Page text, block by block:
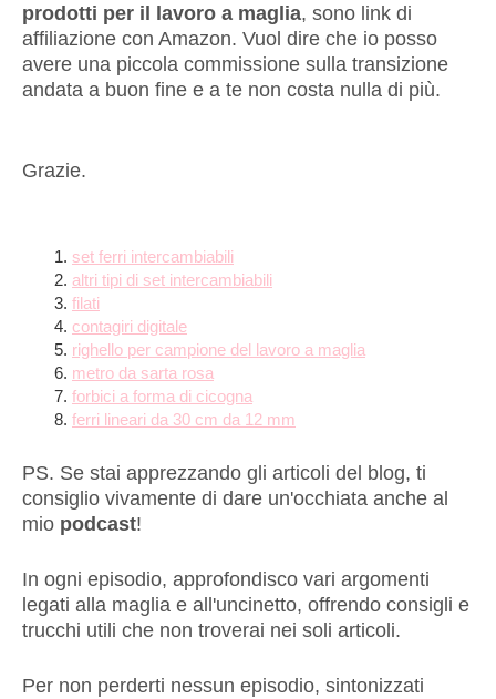
prodotti per il lavoro a maglia, sono link di
affiliazione con Amazon. Vuol dire che io posso
avere una piccola commissione sulla transizione
andata a buon fine e a te non costa nulla di più.
Grazie.
set ferri intercambiabili
altri tipi di set intercambiabili
filati
contagiri digitale
righello per campione del lavoro a maglia
metro da sarta rosa
forbici a forma di cicogna
ferri lineari da 30 cm da 12 mm
PS. Se stai apprezzando gli articoli del blog, ti
consiglio vivamente di dare un'occhiata anche al
mio podcast!
In ogni episodio, approfondisco vari argomenti
legati alla maglia e all'uncinetto, offrendo consigli e
trucchi utili che non troverai nei soli articoli.
Per non perderti nessun episodio, sintonizzati